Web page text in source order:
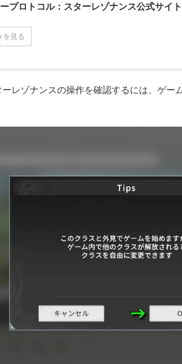
プロトコル：スターレゾナンス公式サイト
を見る
レゾナンスの操作を確認するには、ゲー